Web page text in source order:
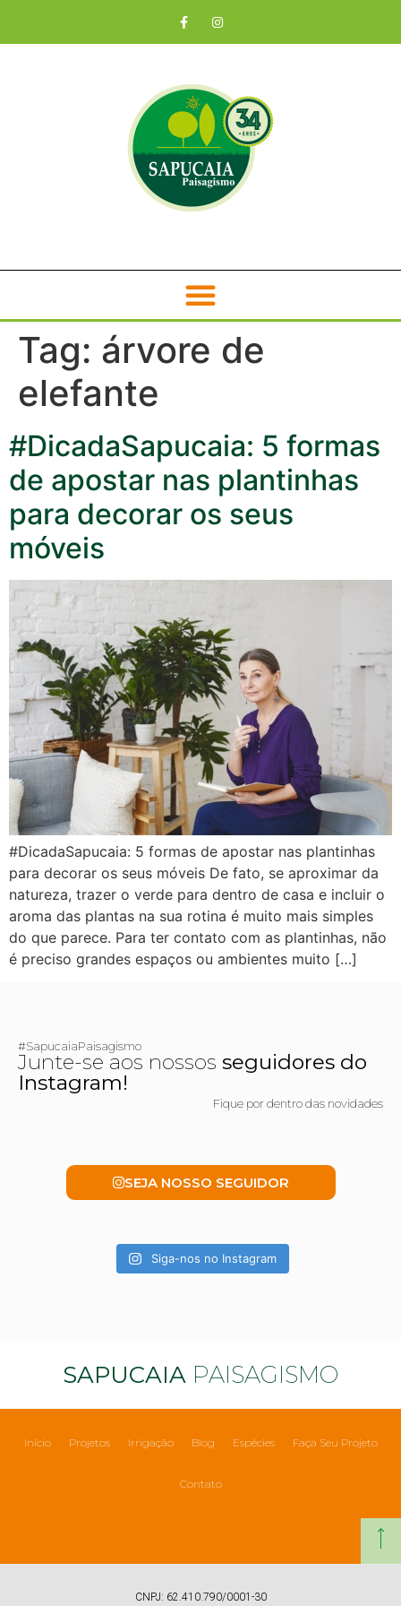
Tag: árvore de
elefante
#DicadaSapucaia: 5 formas
de apostar nas plantinhas
para decorar os seus
móveis
#DicadaSapucaia: 5 formas de apostar nas plantinhas
para decorar os seus móveis De fato, se aproximar da
natureza, trazer o verde para dentro de casa e incluir o
aroma das plantas na sua rotina é muito mais simples
do que parece. Para ter contato com as plantinhas, não
é preciso grandes espaços ou ambientes muito […]
#SapucaiaPaisagismo
Junte-se aos nossos seguidores do
Instagram!
Fique por dentro das novidades
SEJA NOSSO SEGUIDOR
Siga-nos no Instagram
SAPUCAIA PAISAGISMO
Início Projetos Irrigação Blog Espécies Faça Seu Projeto
Contato
CNPJ: 62.410.790/0001-30